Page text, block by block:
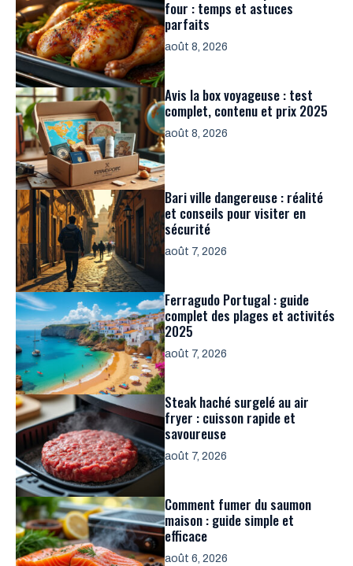
four : temps et astuces
parfaits
août 8, 2026
Avis la box voyageuse : test
complet, contenu et prix 2025
août 8, 2026
Bari ville dangereuse : réalité
et conseils pour visiter en
sécurité
août 7, 2026
Ferragudo Portugal : guide
complet des plages et activités
2025
août 7, 2026
Steak haché surgelé au air
fryer : cuisson rapide et
savoureuse
août 7, 2026
Comment fumer du saumon
maison : guide simple et
efficace
août 6, 2026